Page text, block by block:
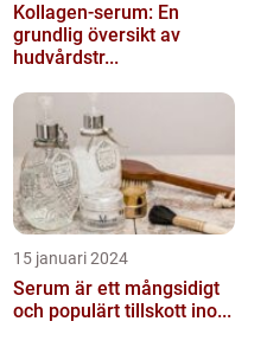
Kollagen-serum: En
grundlig översikt av
hudvårdstr...
15 januari 2024
Serum är ett mångsidigt
och populärt tillskott ino...